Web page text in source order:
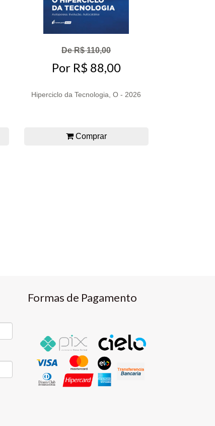
De R$ 110,00
Por R$ 88,00
Hiperciclo da Tecnologia, O - 2026
Comprar
Formas de Pagamento